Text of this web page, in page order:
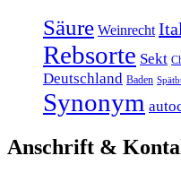
Säure Weinrecht
Rebsorte Sekt
Deutschland Baden
Synonym
Anschrift &